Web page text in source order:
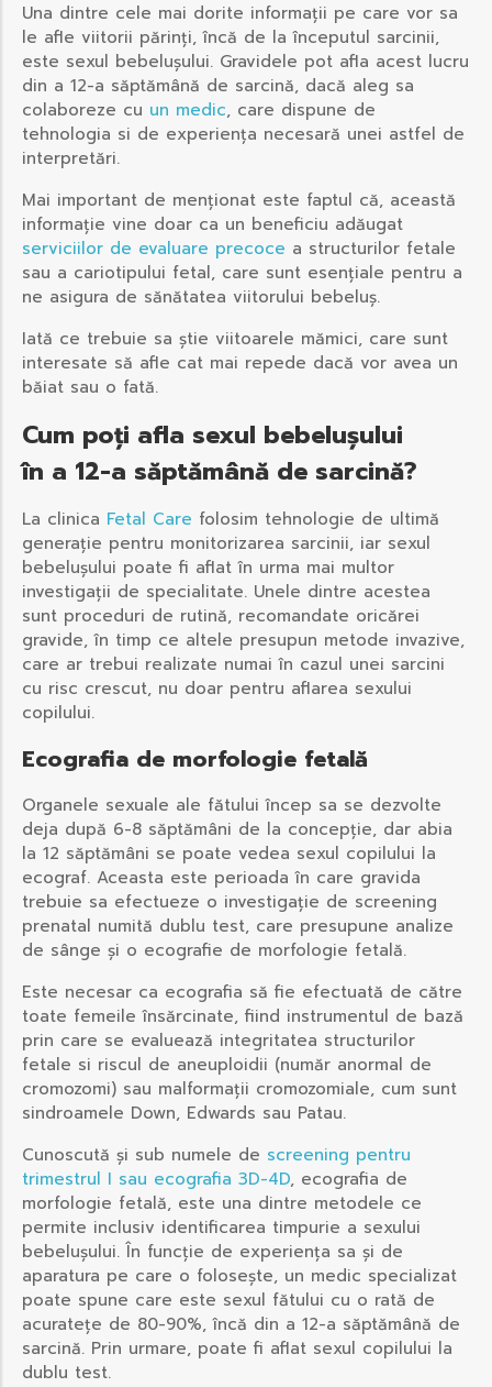
Una dintre cele mai dorite informații pe care vor sa
le afle viitorii părinți, încă de la începutul sarcinii,
este sexul bebelușului. Gravidele pot afla acest lucru
din a 12-a săptămână de sarcină, dacă aleg sa
colaboreze cu un medic, care dispune de
tehnologia si de experiența necesară unei astfel de
interpretări.
Mai important de menționat este faptul că, această
informație vine doar ca un beneficiu adăugat
serviciilor de evaluare precoce a structurilor fetale
sau a cariotipului fetal, care sunt esențiale pentru a
ne asigura de sănătatea viitorului bebeluș.
Iată ce trebuie sa știe viitoarele mămici, care sunt
interesate să afle cat mai repede dacă vor avea un
băiat sau o fată.
Cum poți afla sexul bebelușului
în a 12-a săptămână de sarcină?
La clinica Fetal Care folosim tehnologie de ultimă
generație pentru monitorizarea sarcinii, iar sexul
bebelușului poate fi aflat în urma mai multor
investigații de specialitate. Unele dintre acestea
sunt proceduri de rutină, recomandate oricărei
gravide, în timp ce altele presupun metode invazive,
care ar trebui realizate numai în cazul unei sarcini
cu risc crescut, nu doar pentru aflarea sexului
copilului.
Ecografia de morfologie fetală
Organele sexuale ale fătului încep sa se dezvolte
deja după 6-8 săptămâni de la concepție, dar abia
la 12 săptămâni se poate vedea sexul copilului la
ecograf. Aceasta este perioada în care gravida
trebuie sa efectueze o investigație de screening
prenatal numită dublu test, care presupune analize
de sânge și o ecografie de morfologie fetală.
Este necesar ca ecografia să fie efectuată de către
toate femeile însărcinate, fiind instrumentul de bază
prin care se evaluează integritatea structurilor
fetale si riscul de aneuploidii (număr anormal de
cromozomi) sau malformații cromozomiale, cum sunt
sindroamele Down, Edwards sau Patau.
Cunoscută și sub numele de screening pentru
trimestrul I sau ecografia 3D-4D, ecografia de
morfologie fetală, este una dintre metodele ce
permite inclusiv identificarea timpurie a sexului
bebelușului. În funcție de experiența sa și de
aparatura pe care o folosește, un medic specializat
poate spune care este sexul fătului cu o rată de
acuratețe de 80-90%, încă din a 12-a săptămână de
sarcină. Prin urmare, poate fi aflat sexul copilului la
dublu test.